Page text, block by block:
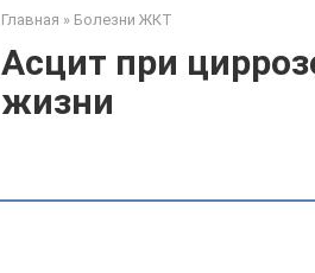
Главная » Болезни ЖКТ
Асцит при
жизни